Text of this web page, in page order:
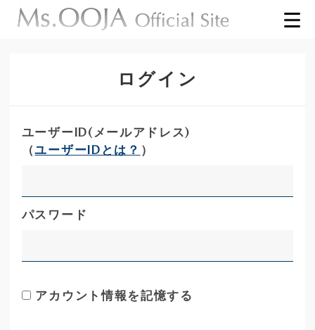
ログイン
ユーザーID(メールアドレス)
（ユーザーIDとは？ ）
パスワード
アカウント情報を記憶する